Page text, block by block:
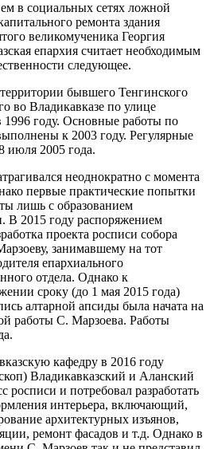
в социальных сетях ложной
ремонта здания
великомученика Георгия
епархия считает необходимым
следующее.
бывшего Тенгинского
во Владикавказе по улице
1996 году. Основные работы по
к 2003 году. Регулярные
июля 2005 года.
неоднократно с момента
первые практические попытки
лишь с образованием
В 2015 году распоряжением
проекта росписи собора
занимавшему на тот
епархиального
отдела. Однако к
сроку (до 1 мая 2015 года)
алтарной апсиды была начата на
работы С. Марзоева. Работы
кафедру в 2016 году
Владикавказский и Аланский
росписи и потребовал разработать
интерьера, включающий,
архитектурных изъянов,
ремонт фасадов и т.д. Однако в